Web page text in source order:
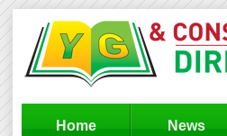
Home News